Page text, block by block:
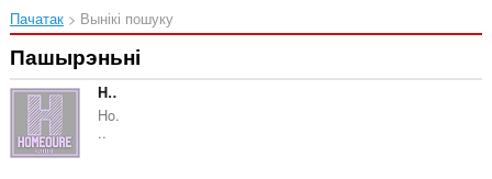
Пачатак Вынікі пошуку
Пашырэньні
Homeoure Furniture Guide
Ho.
..